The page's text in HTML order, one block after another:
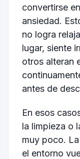
convertirse
ansiedad.
no logra
lugar, siente
otros alteran
antes de
En esos
la limpieza o
muy poco.
el entorno